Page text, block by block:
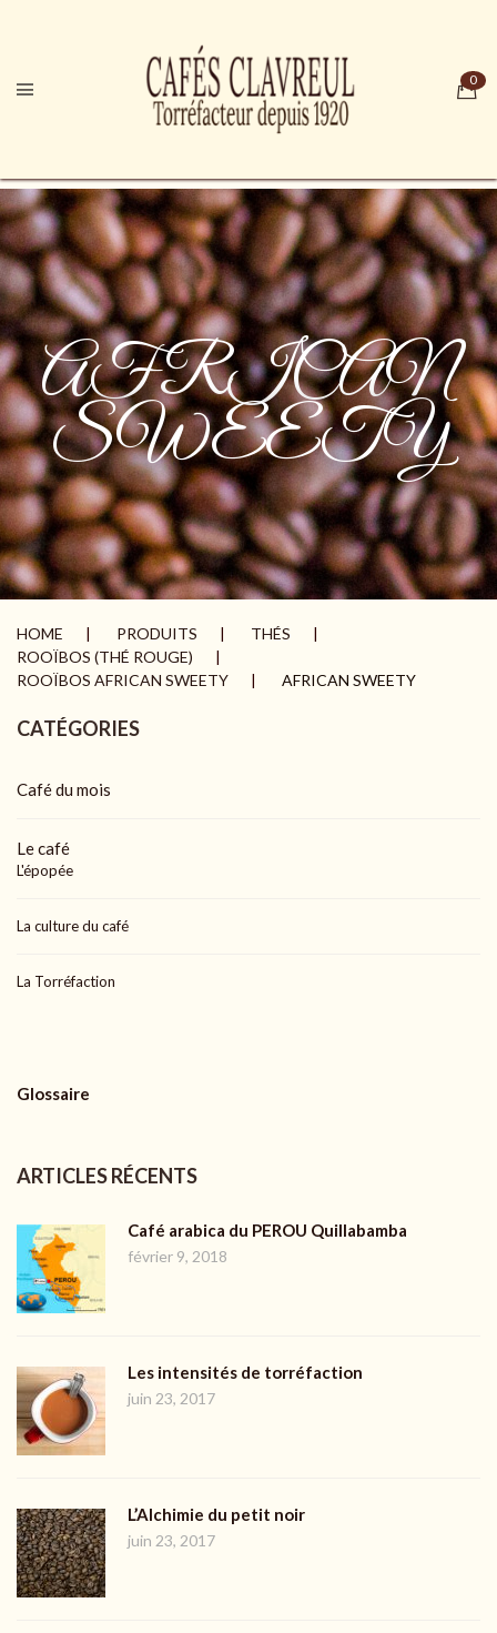
AFRICAN
SWEETY
HOME PRODUITS
THÉS
ROOÏBOS (THÉ ROUGE)
ROOÏBOS AFRICAN SWEETY
AFRICAN SWEETY
CATÉGORIES
Café du mois
Le café
L'épopée
La culture du café
La Torréfaction
Glossaire
ARTICLES RÉCENTS
Café arabica du PEROU Quillabamba
février 9, 2018
Les intensités de torréfaction
juin 23, 2017
L’Alchimie du petit noir
juin 23, 2017